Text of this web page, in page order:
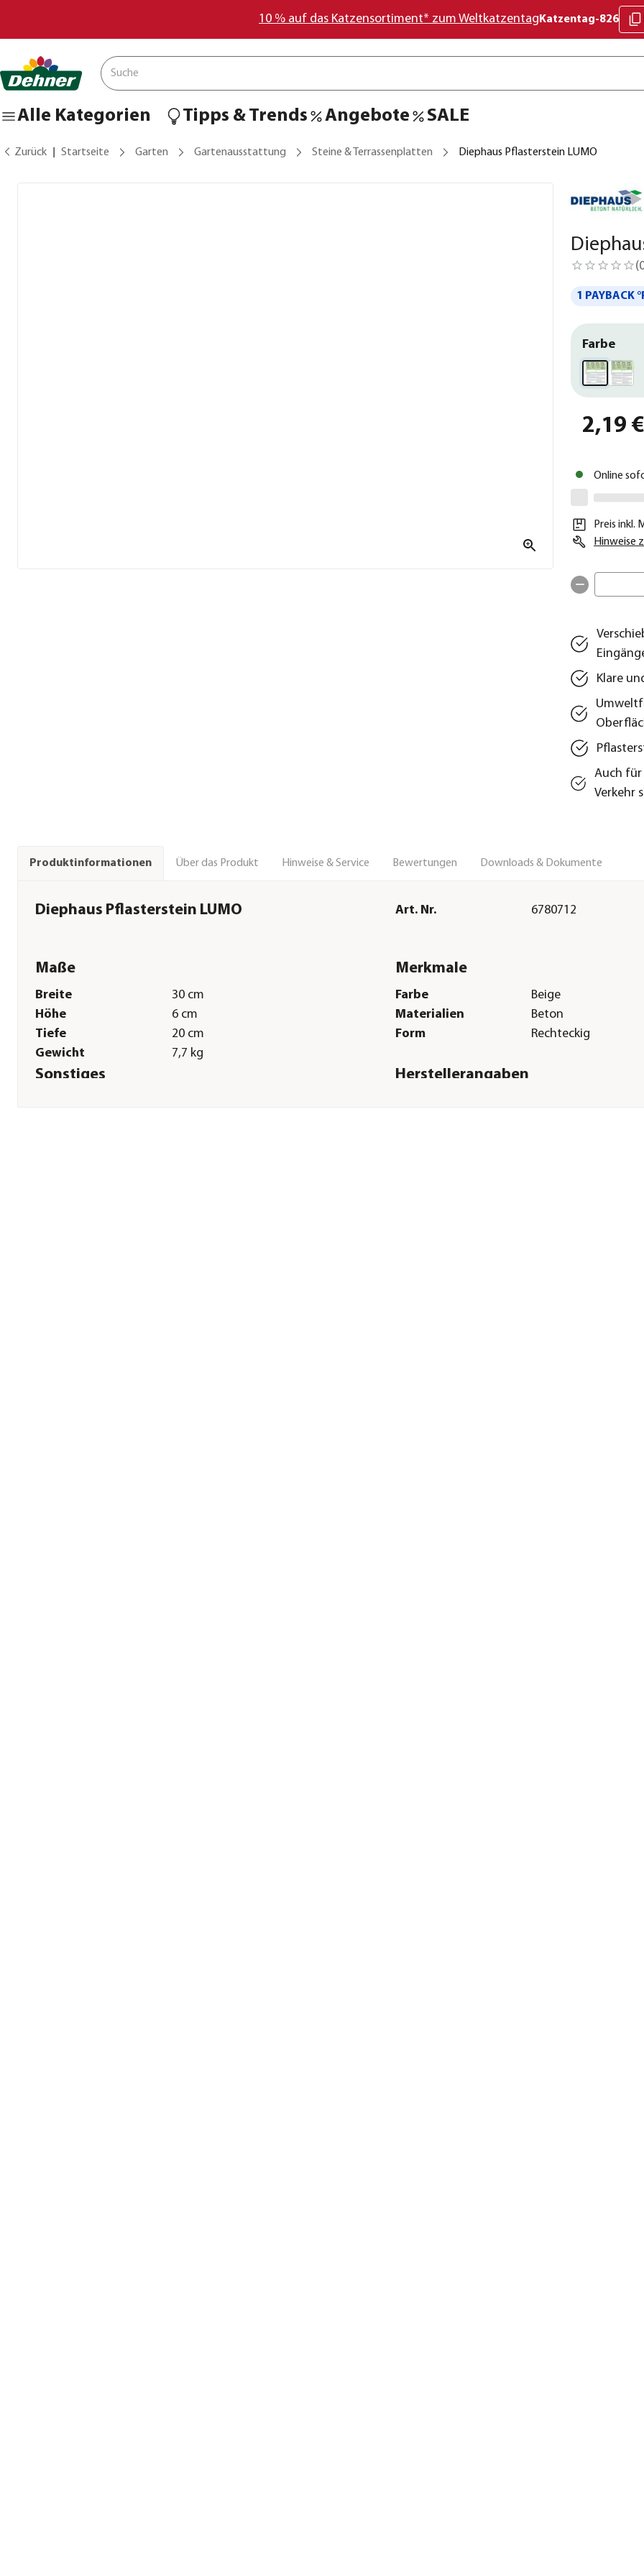
10 % auf das Katzensortiment* zum Weltkatzentag Katzentag-826
Alle Kategorien Tipps & Trends Angebote SALE
Zurück Startseite Garten Gartenausstattung Steine & Terrassenplatten Diephaus Pflasterstein LUMO
(
1 PAYBACK
Farbe
2,19 €
Online
Preis inkl.
Hinweise
Klare
Auch für
Verkehr
Produktinformationen Über das Produkt Hinweise & Service Bewertungen Downloads & Dokumente
Diephaus Pflasterstein LUMO Art. Nr. 6780712
Maße
Breite
30 cm
Höhe
6 cm
Tiefe
20 cm
Gewicht
7,7 kg
Merkmale
Farbe
Beige
Materialien
Beton
Form
Rechteckig
Sonstiges Herstellerangaben